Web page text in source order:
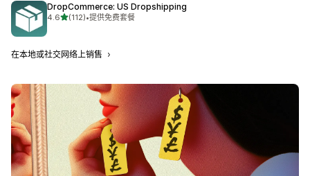
DropCommerce: US Dropshipping
4.6星（满分 5 星）
(112)
总共 112 条评论
•提供免费套餐
在本地或社交网络上销售